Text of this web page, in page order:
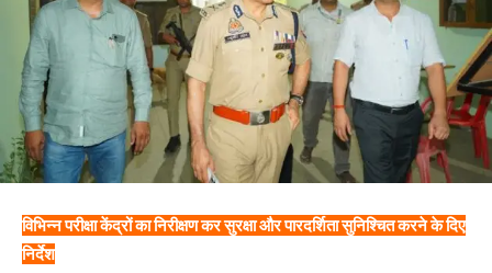
विभिन्न परीक्षा केंद्रों का निरीक्षण कर सुरक्षा और पारदर्शिता सुनिश्चित करने के दिए
निर्देश